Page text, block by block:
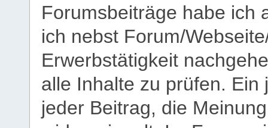
Forumsbeiträge habe ich
ich nebst Forum/
Erwerbstätigkeit
alle Inhalte zu prüfen.
jeder Beitrag, die